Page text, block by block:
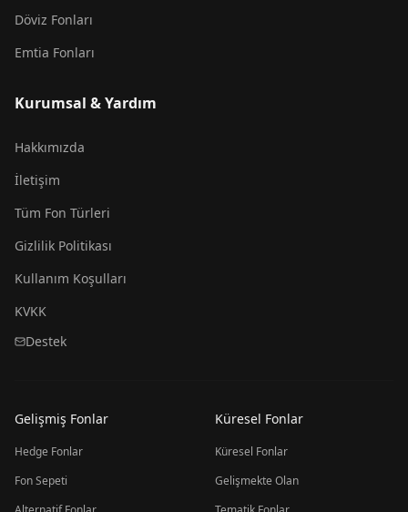
Döviz Fonları
Emtia Fonları
Kurumsal & Yardım
Hakkımızda
İletişim
Tüm Fon Türleri
Gizlilik Politikası
Kullanım Koşulları
KVKK
Destek
Gelişmiş Fonlar
Hedge Fonlar
Fon Sepeti
Küresel Fonlar
Küresel Fonlar
Gelişmekte Olan